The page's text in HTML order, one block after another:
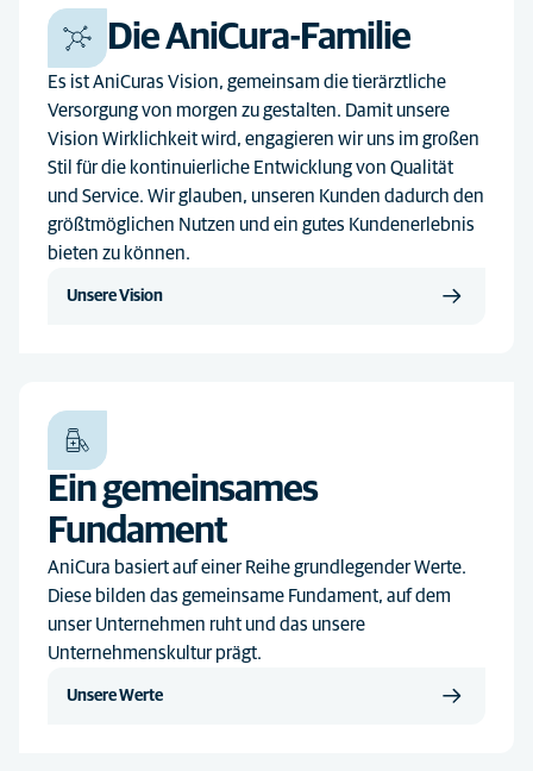
Die AniCura-Familie
Es ist AniCuras Vision, gemeinsam die tierärztliche
Versorgung von morgen zu gestalten. Damit unsere
Vision Wirklichkeit wird, engagieren wir uns im großen
Stil für die kontinuierliche Entwicklung von Qualität
und Service. Wir glauben, unseren Kunden dadurch den
größtmöglichen Nutzen und ein gutes Kundenerlebnis
bieten zu können.
Unsere Vision
Ein gemeinsames
Fundament
AniCura basiert auf einer Reihe grundlegender Werte.
Diese bilden das gemeinsame Fundament, auf dem
unser Unternehmen ruht und das unsere
Unternehmenskultur prägt.
Unsere Werte